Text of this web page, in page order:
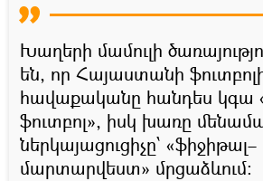
Խաղերի մամուլի
են, որ Հայաստանի
հավաքականը հանդես կգա
ֆուտբոլ», իսկ խառը
ներկայացուցիչը՝ «ֆիջիթալ–
մարտարվեստ» մրցաձևում: